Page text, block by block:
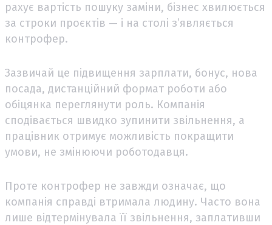
рахує вартість пошуку заміни, бізнес хвилюється
за строки проєктів — і на столі з’являється
контрофер.
Зазвичай це підвищення зарплати, бонус, нова
посада, дистанційний формат роботи або
обіцянка переглянути роль. Компанія
сподівається швидко зупинити звільнення, а
працівник отримує можливість покращити
умови, не змінюючи роботодавця.
Проте контрофер не завжди означає, що
компанія справді втримала людину. Часто вона
лише відтермінувала її звільнення, заплативши